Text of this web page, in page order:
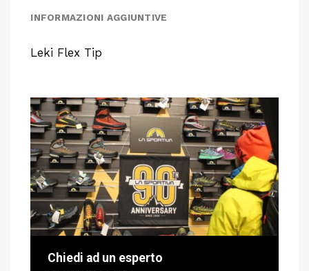
Chiedi ad un esperto
INFORMAZIONI AGGIUNTIVE
Leki Flex Tip